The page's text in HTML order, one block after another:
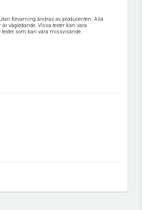
förvarning ändras av producenten. Alla
vägledande. Vissa texter kan vara
som kan vara missvisande.